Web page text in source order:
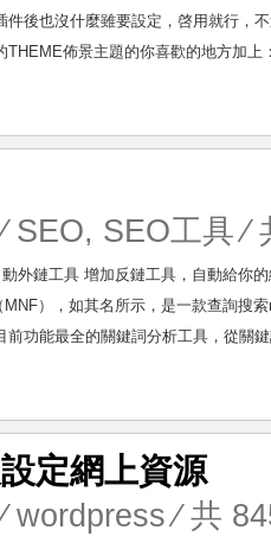
件後也沒什麼雖要設定，啓用就行，
THEME佈景主題的你喜歡的地方加上
⁄ SEO, SEO工具⁄
外鏈工具 增加反鏈工具，自動給你
MNF），如其名所示，是一款查詢搜
前功能最全的關鍵詞分析工具，從關
定網上資源
⁄wordpress⁄ 共